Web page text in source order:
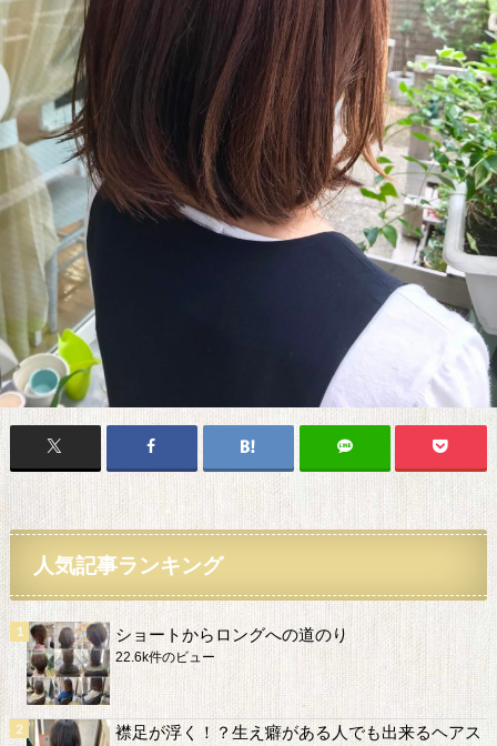
人気記事ランキング
ショートからロングへの道のり
22.6k件のビュー
襟足が浮く！？生え癖がある人でも出来るヘアス